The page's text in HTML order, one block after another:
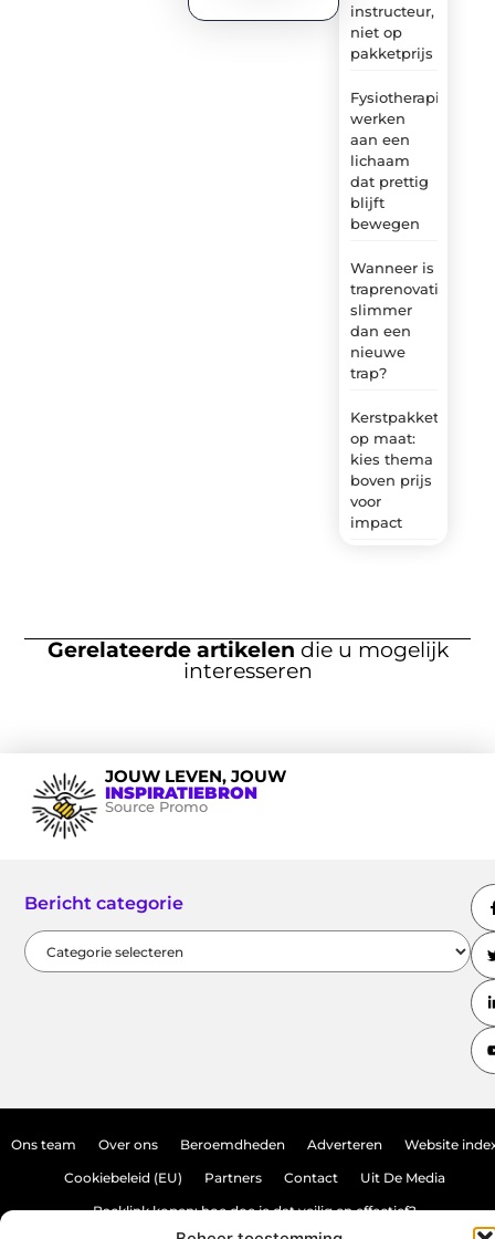
instructeur,
niet op
pakketprijs
Fysiotherapie:
werken
aan een
lichaam
dat prettig
blijft
bewegen
Wanneer is
traprenovatie
slimmer
dan een
nieuwe
trap?
Kerstpakket
op maat:
kies thema
boven prijs
voor
impact
Gerelateerde artikelen die u mogelijk
interesseren
JOUW LEVEN, JOUW
INSPIRATIEBRON
Source Promo
Bericht categorie
Ons team Over ons Beroemdheden Adverteren Website
Cookiebeleid (EU) Partners Contact Uit De Media
Backlink kopen: hoe doe je dat veilig en effectief?